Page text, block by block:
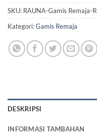
SKU: RAUNA-Gamis Remaja-
Kategori:Gamis Remaja
DESKRIPSI
INFORMASI TAMBAHAN